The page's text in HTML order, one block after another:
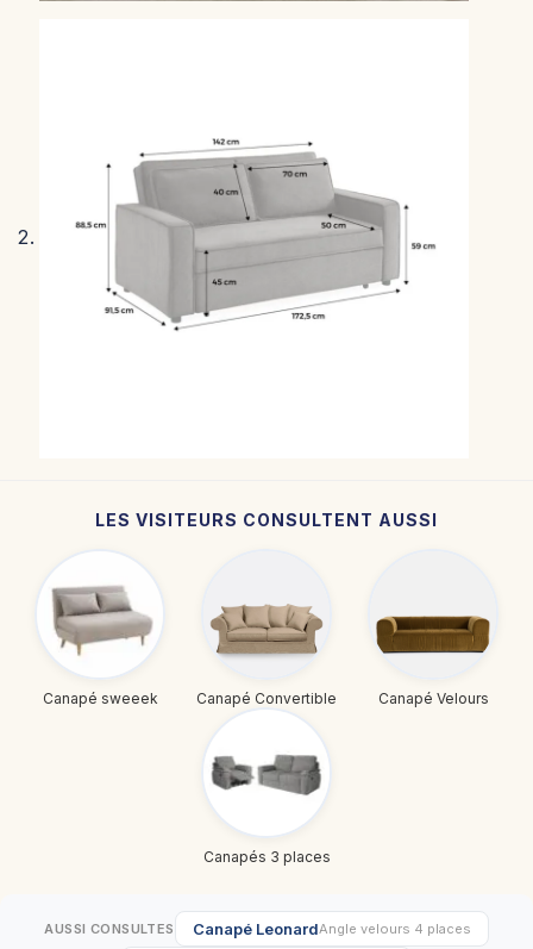
LES VISITEURS CONSULTENT AUSSI
Canapé sweeek Canapé Convertible Canapé Velours
Canapés 3 places
AUSSI CONSULTES Canapé LeonardAngle velours 4 places